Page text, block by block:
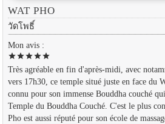
WAT PHO
วัดโพธิ์
Mon avis :
starstarstarstarstar
Très agréable en fin d'après-midi, avec
vers 17h30, ce temple situé juste en face du
connu pour son immense Bouddha couché
Temple du Bouddha Couché. C'est le plus
Pho est aussi réputé pour son école de